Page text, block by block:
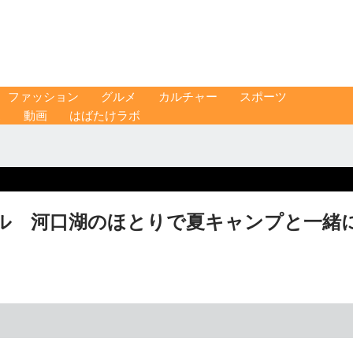
ファッション グルメ カルチャー
スポーツ
動画 はばたけラボ
河口湖のほとりで夏キャンプと一緒